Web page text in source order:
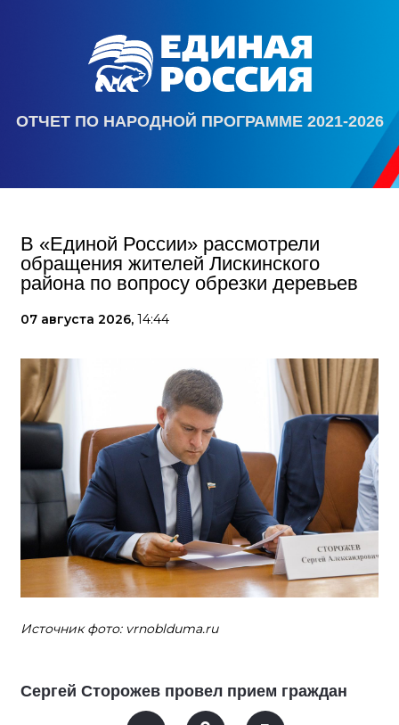
ОТЧЕТ ПО НАРОДНОЙ ПРОГРАММЕ 2021-2026
В «Единой России» рассмотрели
обращения жителей Лискинского
района по вопросу обрезки деревьев
07 августа 2026, 14:44
Источник фото: vrnoblduma.ru
Сергей Сторожев провел прием граждан